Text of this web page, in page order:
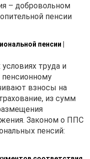
– добровольном
пенсии
пенсии |
труда и
взносы на
из сумм
Законом о ППС
пенсий: